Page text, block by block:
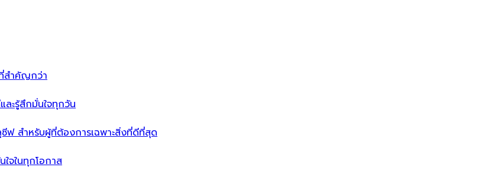
สำคัญกว่า
ะรู้สึกมั่นใจทุกวัน
ฟ สำหรับผู้ที่ต้องการเฉพาะสิ่งที่ดีที่สุด
จในทุกโอกาส